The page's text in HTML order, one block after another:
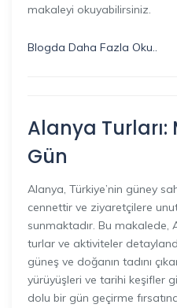
makaleyi okuyabilirsiniz.
Blogda Daha Fazla Oku..
Alanya
Gün
Alanya, Türkiye’nin güney
cennettir ve ziyaretçilere
sunmaktadır. Bu makalede,
turlar ve aktiviteler
güneş ve doğanın tadını
yürüyüşleri ve tarihi keşifler
dolu bir gün geçirme